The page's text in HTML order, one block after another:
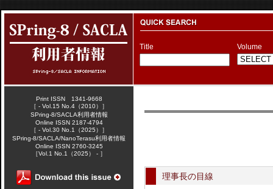
Title Volume
理事長の目線
Print ISSN 1341-9668
［ - Vol.15 No.4（2010）］
SPring-8/SACLA利用者情報
Online ISSN 2187-4794
［ - Vol.30 No.1（2025）］
SPring-8/SACLA/NanoTerasu利用者情報
Online ISSN 2760-3245
［Vol.1 No.1（2025） - ］